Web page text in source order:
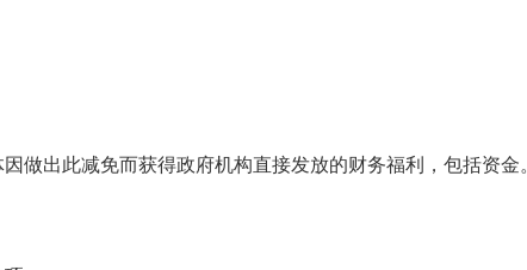
做出此减免而获得政府机构直接发放的财务福利，包括资金。